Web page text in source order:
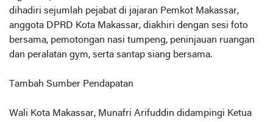
dihadiri sejumlah pejabat di jajaran Pemkot Makassar,
anggota DPRD Kota Makassar, diakhiri dengan sesi foto
bersama, pemotongan nasi tumpeng, peninjauan ruangan
dan peralatan gym, serta santap siang bersama.
Tambah Sumber Pendapatan
Wali Kota Makassar, Munafri Arifuddin didampingi Ketua